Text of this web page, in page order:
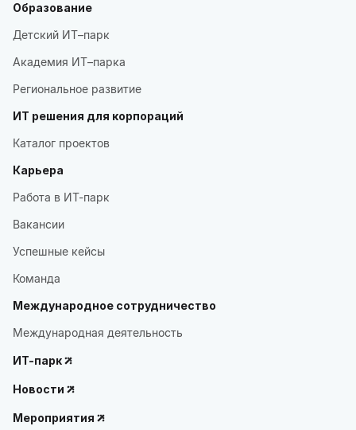
Образование
Детский ИТ–парк
Академия ИТ–парка
Региональное развитие
ИТ решения для корпораций
Каталог проектов
Карьера
Работа в ИТ-парк
Вакансии
Успешные кейсы
Команда
Международное сотрудничество
Международная деятельность
ИТ-парк
Новости
Мероприятия